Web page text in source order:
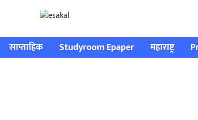
साप्ताहिक Studyroom Epaper महाराष्ट्र